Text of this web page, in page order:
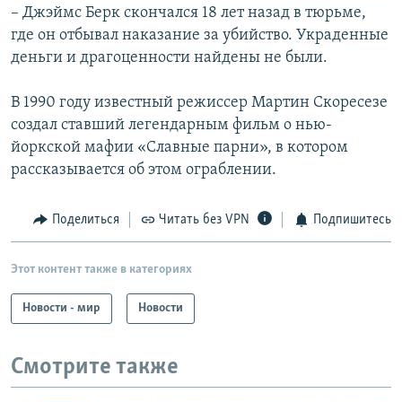
– Джэймс Берк скончался 18 лет назад в тюрьме,
где он отбывал наказание за убийство. Украденные
деньги и драгоценности найдены не были.
В 1990 году известный режиссер Мартин Скоресезе
создал ставший легендарным фильм о нью-
йоркской мафии «Славные парни», в котором
рассказывается об этом ограблении.
Поделиться Читать без VPN Подпишитесь
Этот контент также в категориях
Новости - мир Новости
Смотрите также